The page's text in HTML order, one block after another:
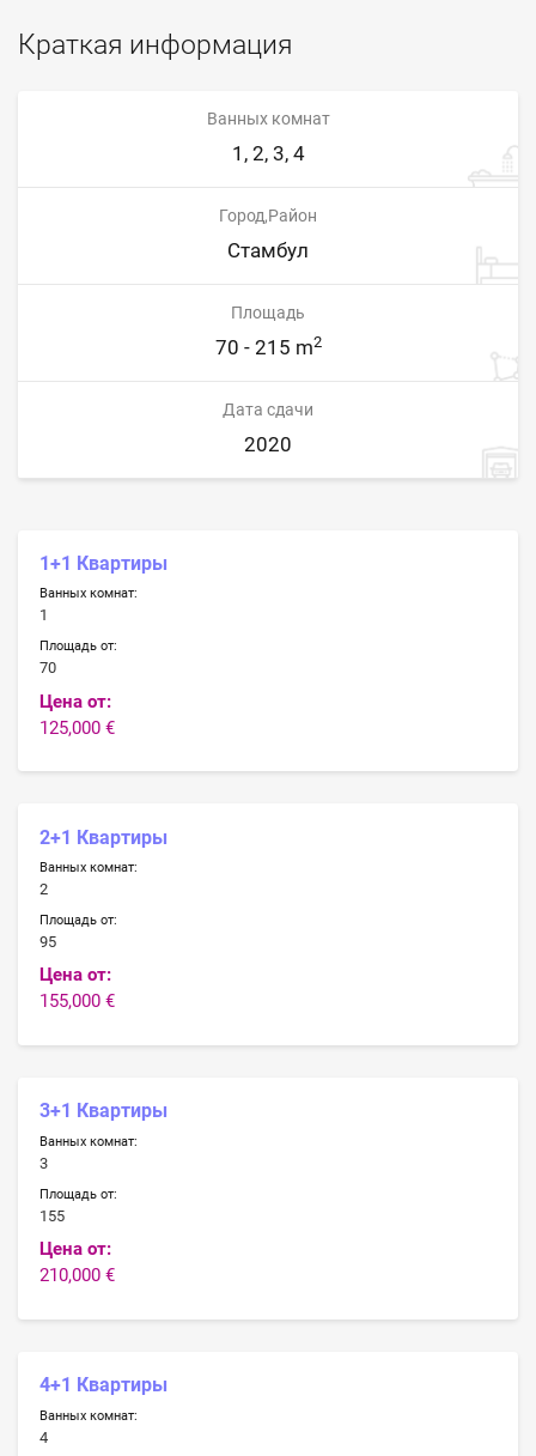
Краткая информация
Ванных комнат
1, 2, 3, 4
Город,Район
Стамбул
Площадь
70 - 215 m2
Дата сдачи
2020
1+1 Квартиры
Ванных комнат:
1
Площадь от:
70
Цена от:
125,000 €
2+1 Квартиры
Ванных комнат:
2
Площадь от:
95
Цена от:
155,000 €
3+1 Квартиры
Ванных комнат:
3
Площадь от:
155
Цена от:
210,000 €
4+1 Квартиры
Ванных комнат:
4